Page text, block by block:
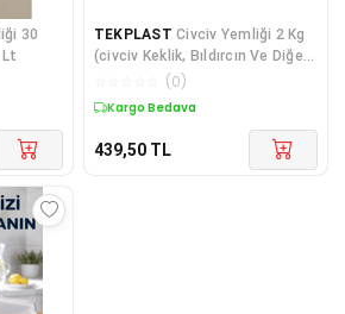
30
Lt
TEKPLAST Civciv Yemliği 2 Kg
(civciv Keklik, Bıldırcın Ve Diğer
Kanatlı Hayvanlar Için)
(0)
Kargo Bedava
439,50 TL